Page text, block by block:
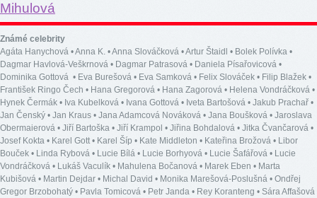
Známé celebrity
Agáta Hanychová •Anna K. •Anna Slováčková •Artur Štaidl • Bolek Polívka •
Dagmar Havlová-Veškrnová • Dagmar Patrasová • Daniela Písařovicová •
Dominika Gottová • Eva Burešová • Eva Samková • Felix Slováček • Filip Blažek •
František Ringo Čech • Hana Gregorová • Hana Zagorová • Helena Vondráčková •
Hynek Čermák • Iva Kubelková • Ivana Gottová • Iveta Bartošová • Jakub Prachař •
Jan Čenský • Jan Kraus • Jana Adamcová Nováková • Jana Boušková • Jaroslava
Obermaierová • Jiří Bartoška • Jiří Krampol • Jiřina Bohdalová • Jitka Čvančarová •
Josef Kokta • Karel Gott• Karel Šíp • Kate Middleton • Kateřina Brožová • Libor
Bouček • Linda Rybová • Lucie Bílá • Lucie Borhyová • Lucie Šafářová • Lucie
Vondráčková • Lukáš Vaculík • Mahulena Bočanová • Marek Eben • Marta
Kubišová • Martin Dejdar • Michal David • Monika Marešová-Poslušná • Ondřej
Gregor Brzobohatý • Pavla Tomicová • Petr Janda • Rey Koranteng • Sára Affašová